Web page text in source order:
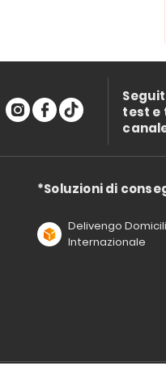
test e
*Soluzioni di
Delivengo
Internazionale